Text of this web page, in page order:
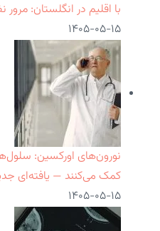
با اقلیم در انگلستان:
۱۴۰۵-۰۵-۱۵
نورون‌های اورکسین:
کمک می‌کنند — یافته‌ای
۱۴۰۵-۰۵-۱۵